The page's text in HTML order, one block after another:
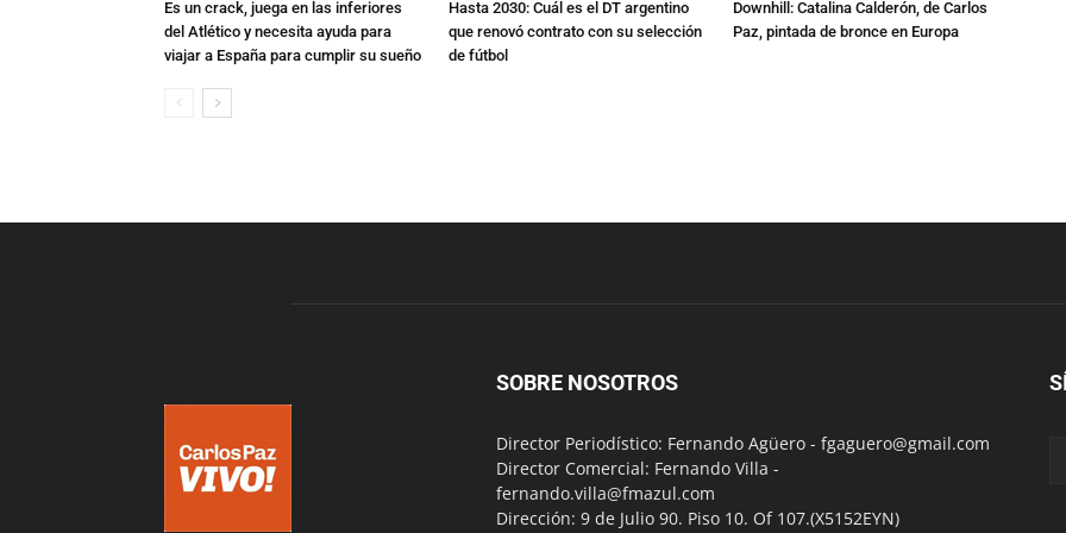
Es un crack, juega en las inferiores
del Atlético y necesita ayuda para
viajar a España para cumplir su sueño
Hasta 2030: Cuál es el DT argentino
que renovó contrato con su selección
de fútbol
Downhill: Catalina Calderón, de Carlos
Paz, pintada de bronce en Europa
SOBRE NOSOTROS
Director Periodístico: Fernando Agüero - fgaguero@gmail.com
Director Comercial: Fernando Villa -
fernando.villa@fmazul.com
Dirección: 9 de Julio 90. Piso 10. Of 107.(X5152EYN)